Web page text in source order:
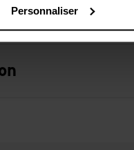
Personnaliser